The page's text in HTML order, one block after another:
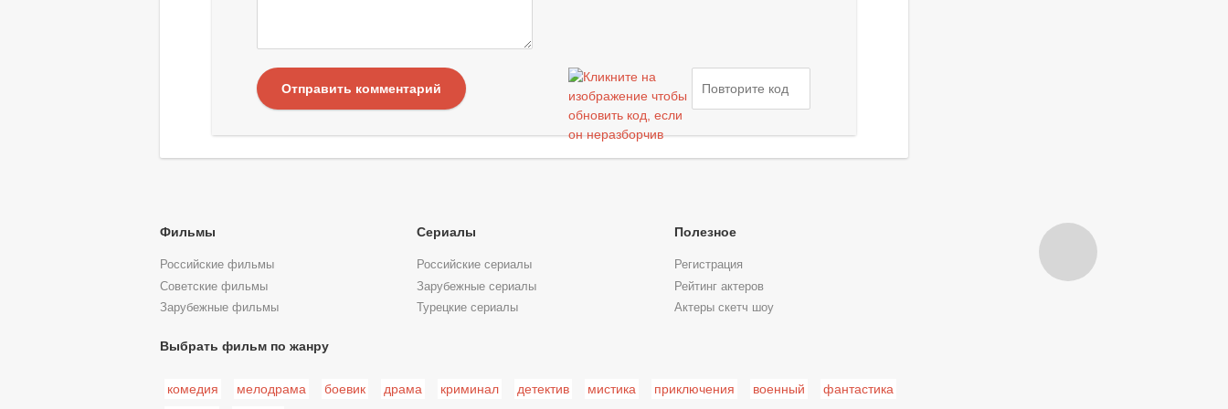
Отправить комментарий
Фильмы
Российские фильмы
Советские фильмы
Зарубежные фильмы
Сериалы
Российские сериалы
Зарубежные сериалы
Турецкие сериалы
Полезное
Регистрация
Рейтинг актеров
Актеры скетч шоу
Выбрать фильм по жанру
комедия мелодрама боевик драма криминал детектив мистика приключения военный фантастика